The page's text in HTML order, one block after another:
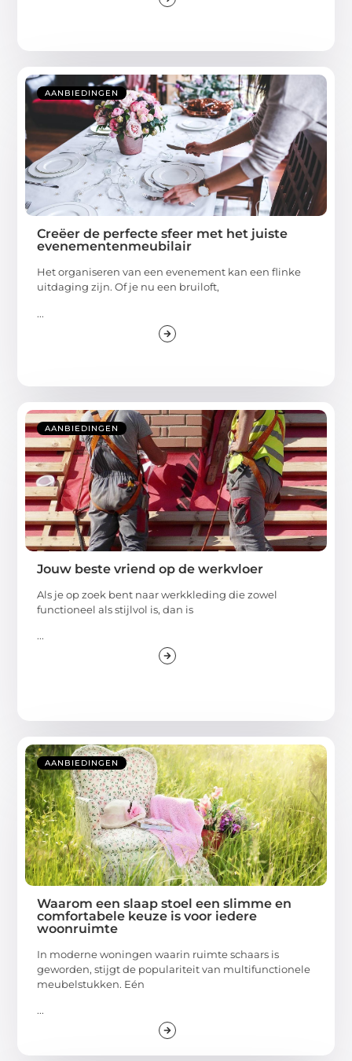
AANBIEDINGEN
Creëer de perfecte sfeer met het juiste
evenementenmeubilair
Het organiseren van een evenement kan een flinke
uitdaging zijn. Of je nu een bruiloft,
...
AANBIEDINGEN
Jouw beste vriend op de werkvloer
Als je op zoek bent naar werkkleding die zowel
functioneel als stijlvol is, dan is
...
AANBIEDINGEN
Waarom een slaap stoel een slimme en
comfortabele keuze is voor iedere
woonruimte
In moderne woningen waarin ruimte schaars is
geworden, stijgt de populariteit van multifunctionele
meubelstukken. Eén
...